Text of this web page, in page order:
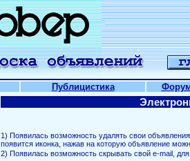
Публицистика
1) Появилась возможность удалять свои
появится иконка, нажав на которую объявление
2) Появилась возможность скрывать свой е-mail,